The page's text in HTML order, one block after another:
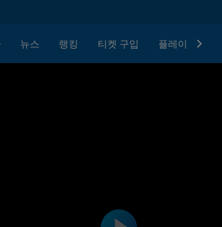
뉴스 랭킹 티켓 구입 플레이